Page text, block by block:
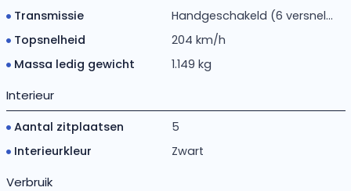
Transmissie
Handgeschakeld (6 versnel...
Topsnelheid
204 km/h
Massa ledig gewicht
1.149 kg
Interieur
Aantal zitplaatsen
5
Interieurkleur
Zwart
Verbruik